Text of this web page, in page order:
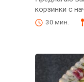
корзинки с
30 мин.